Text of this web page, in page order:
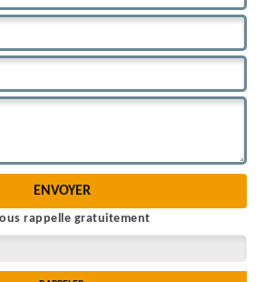
rappelle gratuitement